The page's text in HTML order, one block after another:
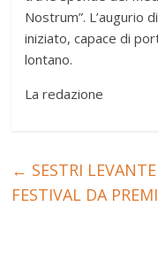
Nostrum”. L’augurio
iniziato, capace di
lontano.
La redazione
← SESTRI
FESTIVAL DA